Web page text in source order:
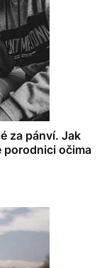
za pánví. Jak
porodnici očima